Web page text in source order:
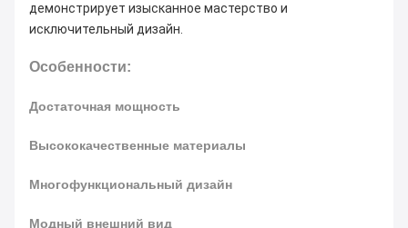
демонстрирует изысканное мастерство и
исключительный дизайн.
Особенности:
Достаточная мощность
Высококачественные материалы
Многофункциональный дизайн
Модный внешний вид